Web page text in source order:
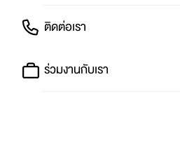
ติดต่อเรา
ร่วมงานกับเรา